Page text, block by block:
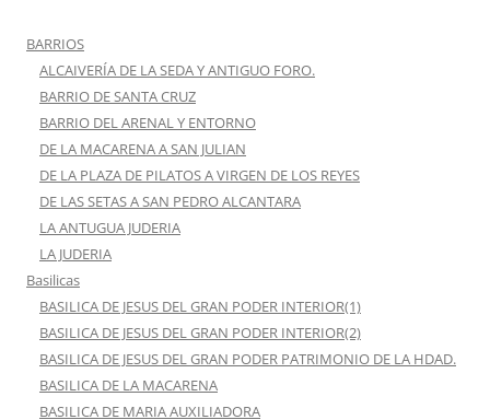
BARRIOS
ALCAIVERÍA DE LA SEDA Y ANTIGUO FORO.
BARRIO DE SANTA CRUZ
BARRIO DEL ARENAL Y ENTORNO
DE LA MACARENA A SAN JULIAN
DE LA PLAZA DE PILATOS A VIRGEN DE LOS REYES
DE LAS SETAS A SAN PEDRO ALCANTARA
LA ANTUGUA JUDERIA
LA JUDERIA
Basilicas
BASILICA DE JESUS DEL GRAN PODER INTERIOR(1)
BASILICA DE JESUS DEL GRAN PODER INTERIOR(2)
BASILICA DE JESUS DEL GRAN PODER PATRIMONIO DE LA HDAD.
BASILICA DE LA MACARENA
BASILICA DE MARIA AUXILIADORA